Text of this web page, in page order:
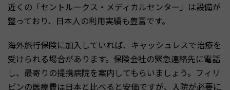
近くの「セントルークス・メディカルセンター」は設備が
整っており、日本人の利用実績も豊富です。
海外旅行保険に加入していれば、キャッシュレスで治療を
受けられる場合があります。保険会社の緊急連絡先に電話
し、最寄りの提携病院を案内してもらいましょう。フィリ
ピンの医療費は日本と比べると安価ですが、入院が必要に